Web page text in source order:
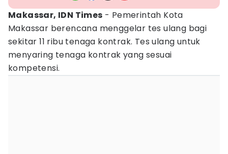
Makassar, IDN Times - Pemerintah Kota
Makassar berencana menggelar tes ulang bagi
sekitar 11 ribu tenaga kontrak. Tes ulang untuk
menyaring tenaga kontrak yang sesuai
kompetensi.